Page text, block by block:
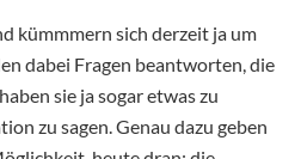
kümmmern sich derzeit ja um
dabei Fragen beantworten, die
sie ja sogar etwas zu
zu sagen. Genau dazu geben